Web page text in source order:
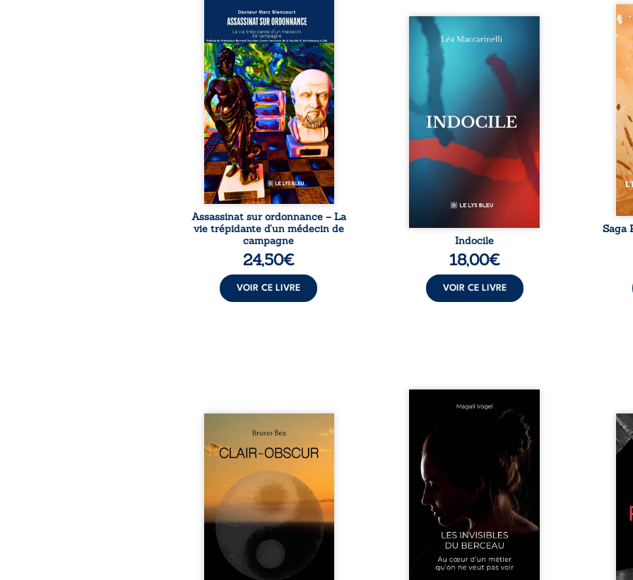
Assassinat sur ordonnance –
La vie trépidante d’un médecin
de campagne est la réédition
enrichie et actualisée du
témoignage du Docteur Marc
Biencourt, ancien médecin de
famille, qui revient sur son
parcours médical, syndical et
ordinal. Depuis septembre
2013, il raconte le long combat
qui l’a conduit à être écarté du
corps médical, malgré une
décision de première instance
Assassinat sur ordonnance – La
vie trépidante d’un médecin de
campagne
24,50€
VOIR CE LIVRE
Quatre parties. Quatre refus.
Quatre visages d’une existence
en friction. Entre les silences
qu’on ne déchiffre pas, les
amours qu’on dérange, les
corps qu’on administre et les
liens qu’on sabote, cet ouvrage
parle à celles et ceux qui
vivent trop fort, trop vrai, trop
tôt. Indocile est une traversée.
Une langue nue. Une
insurrection calme. Une
déclaration d’existence pour ...
Indocile
18,00€
VOIR CE LIVRE
son
Saga
Composé en alexandrins, Clair-
obscur aborde la spiritualité,
les relations humaines, la
partir d’expériences
personnelles. Entre clarté et
obscurité, les poèmes
traduisent les observations et
les ressentis façonnés au fil
d’une vie. Ils portent un regard
sensible sur l’existence et le
monde contemporain, invitant
chacun à questionner ses ...
Qui prend soin de celles et
ceux auxquels nous confions
nos enfants ? Derrière la
douceur apparente des
maisons d’accueil se joue une
réalité que nul ne soupçonne :
rémunérations dérisoires,
solitude, épuisement,
responsabilités écrasantes… À
travers des témoignages
saisissants et sa propre
expérience, Magali Vogel lève
le voile sur les coulisses d’une ...
ce
être
une